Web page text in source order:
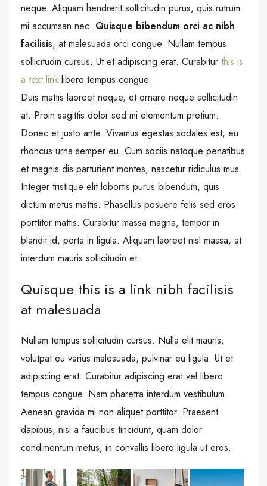
neque. Aliquam hendrerit sollicitudin purus, quis rutrum
mi accumsan nec. Quisque bibendum orci ac nibh
facilisis, at malesuada orci congue. Nullam tempus
sollicitudin cursus. Ut et adipiscing erat. Curabitur this is
a text link libero tempus congue.
Duis mattis laoreet neque, et ornare neque sollicitudin
at. Proin sagittis dolor sed mi elementum pretium.
Donec et justo ante. Vivamus egestas sodales est, eu
rhoncus urna semper eu. Cum sociis natoque penatibus
et magnis dis parturient montes, nascetur ridiculus mus.
Integer tristique elit lobortis purus bibendum, quis
dictum metus mattis. Phasellus posuere felis sed eros
porttitor mattis. Curabitur massa magna, tempor in
blandit id, porta in ligula. Aliquam laoreet nisl massa, at
interdum mauris sollicitudin et.
Quisque this is a link nibh facilisis
at malesuada
Nullam tempus sollicitudin cursus. Nulla elit mauris,
volutpat eu varius malesuada, pulvinar eu ligula. Ut et
adipiscing erat. Curabitur adipiscing erat vel libero
tempus congue. Nam pharetra interdum vestibulum.
Aenean gravida mi non aliquet porttitor. Praesent
dapibus, nisi a faucibus tincidunt, quam dolor
condimentum metus, in convallis libero ligula ut eros.